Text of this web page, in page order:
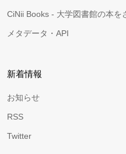
CiNii Books - 大学図書館の本を
メタデータ・API
新着情報
お知らせ
RSS
Twitter